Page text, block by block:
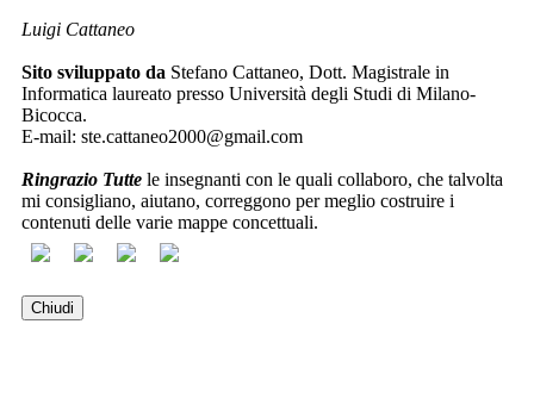
Luigi Cattaneo
Sito sviluppato da Stefano Cattaneo, Dott. Magistrale in
Informatica laureato presso Università degli Studi di Milano-
Bicocca.
E-mail: ste.cattaneo2000@gmail.com
Ringrazio Tutte le insegnanti con le quali collaboro, che talvolta
mi consigliano, aiutano, correggono per meglio costruire i
contenuti delle varie mappe concettuali.
Chiudi